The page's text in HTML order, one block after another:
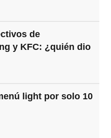
de
y KFC: ¿quién dio
light por solo 10